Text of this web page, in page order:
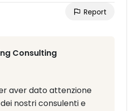
Report
Consulting
aver dato attenzione
nostri consulenti e